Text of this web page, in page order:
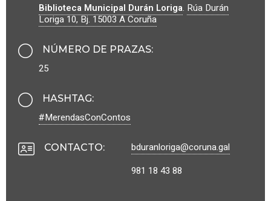
Biblioteca Municipal Durán Loriga. Rúa Durán
Loriga 10, Bj.15003A Coruña
NÚMERO DE PRAZAS:
25
HASHTAG:
#MerendasConContos
CONTACTO:
bduranloriga@coruna.gal
981 18 43 88